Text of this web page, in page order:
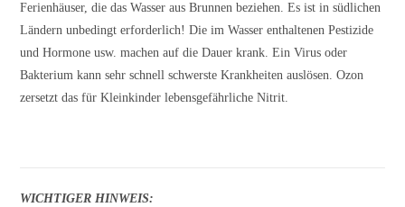
Ferienhäuser, die das Wasser aus Brunnen beziehen. Es ist in südlichen
Ländern unbedingt erforderlich! Die im Wasser enthaltenen Pestizide
und Hormone usw. machen auf die Dauer krank. Ein Virus oder
Bakterium kann sehr schnell schwerste Krankheiten auslösen. Ozon
zersetzt das für Kleinkinder lebensgefährliche Nitrit.
WICHTIGER HINWEIS: